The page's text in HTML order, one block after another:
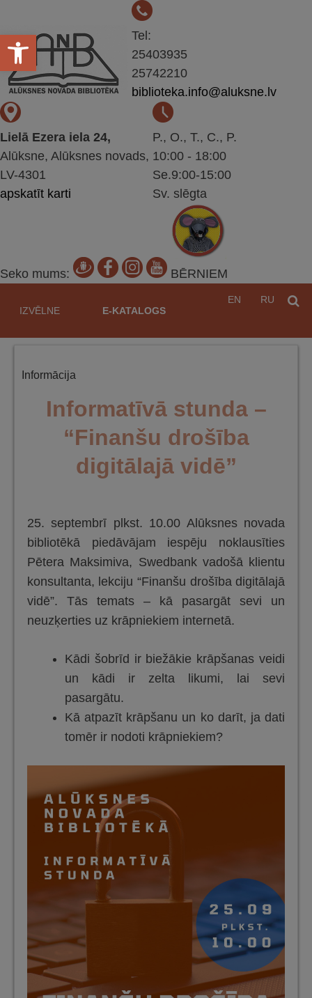
Open toolbar
Tel:
25403935
25742210
biblioteka.info@aluksne.lv
Lielā Ezera iela 24,
Alūksne, Alūksnes novads,
LV-4301
apskatīt karti
P., O., T., C., P.
10:00 - 18:00
Se.9:00-15:00
Sv. slēgta
Seko mums:
BĒRNIEM
IZVĒLNE E-KATALOGS
EN RU
Informācija
Informatīvā stunda –
“Finanšu drošība
digitālajā vidē”
25. septembrī plkst. 10.00 Alūksnes novada
bibliotēkā piedāvājam iespēju noklausīties
Pētera Maksimiva, Swedbank vadošā klientu
konsultanta, lekciju “Finanšu drošība digitālajā
vidē”. Tās temats – kā pasargāt sevi un
neuzķerties uz krāpniekiem internetā.
Kādi šobrīd ir biežākie krāpšanas veidi
un kādi ir zelta likumi, lai sevi
pasargātu.
Kā atpazīt krāpšanu un ko darīt, ja dati
tomēr ir nodoti krāpniekiem?